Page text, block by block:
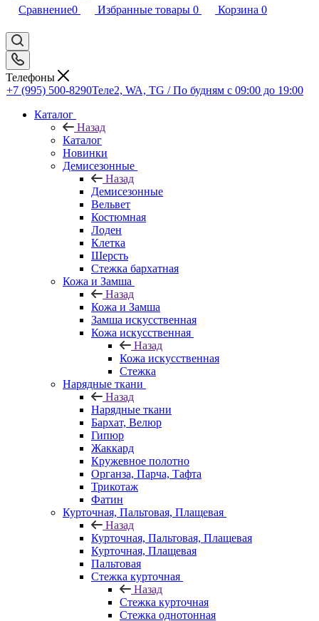
Сравнение0 Избранные товары 0 Корзина 0
Телефоны
+7 (995) 500-8290Теле2, WA, TG / По будням c 09:00 до 19:00
Каталог
Назад
Каталог
Новинки
Демисезонные
Назад
Демисезонные
Вельвет
Костюмная
Лоден
Клетка
Шерсть
Стежка бархатная
Кожа и Замша
Назад
Кожа и Замша
Замша искусственная
Кожа искусственная
Назад
Кожа искусственная
Стежка
Нарядные ткани
Назад
Нарядные ткани
Бархат, Велюр
Гипюр
Жаккард
Кружевное полотно
Органза, Парча, Тафта
Трикотаж
Фатин
Курточная, Пальтовая, Плащевая
Назад
Курточная, Пальтовая, Плащевая
Курточная, Плащевая
Пальтовая
Стежка курточная
Назад
Стежка курточная
Стежка однотонная